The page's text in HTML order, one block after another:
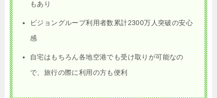
もあり
ビジョングループ利用者数累計2300万人突破の安心
感
自宅はもちろん各地空港でも受け取りが可能なの
で、旅行の際に利用の方も便利